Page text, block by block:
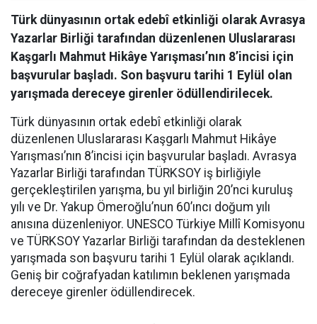
Türk dünyasının ortak edebî etkinliği olarak Avrasya
Yazarlar Birliği tarafından düzenlenen Uluslararası
Kaşgarlı Mahmut Hikâye Yarışması’nın 8’incisi için
başvurular başladı. Son başvuru tarihi 1 Eylül olan
yarışmada dereceye girenler ödüllendirilecek.
Türk dünyasının ortak edebî etkinliği olarak
düzenlenen Uluslararası Kaşgarlı Mahmut Hikâye
Yarışması’nın 8’incisi için başvurular başladı. Avrasya
Yazarlar Birliği tarafından TÜRKSOY iş birliğiyle
gerçekleştirilen yarışma, bu yıl birliğin 20’nci kuruluş
yılı ve Dr. Yakup Ömeroğlu’nun 60’ıncı doğum yılı
anısına düzenleniyor. UNESCO Türkiye Millî Komisyonu
ve TÜRKSOY Yazarlar Birliği tarafından da desteklenen
yarışmada son başvuru tarihi 1 Eylül olarak açıklandı.
Geniş bir coğrafyadan katılımın beklenen yarışmada
dereceye girenler ödüllendirecek.